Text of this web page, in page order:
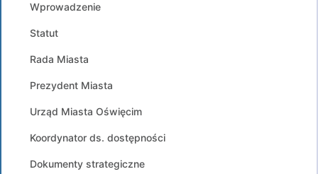
Wprowadzenie
Statut
Rada Miasta
Prezydent Miasta
Urząd Miasta Oświęcim
Koordynator ds. dostępności
Dokumenty strategiczne